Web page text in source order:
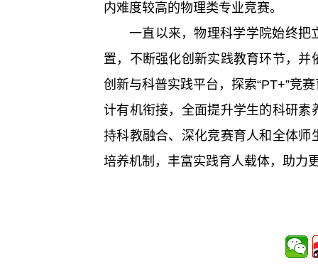
内难度较高的物理类专业竞赛。
一直以来，物理科学学院始终把
置，不断强化创新实践教育环节，
创新与科普实践平台，探索“PT+”竞
计有机衔接，全面提升学生的科研
持科教融合、深化竞赛育人和全体
培养机制，丰富实践育人载体，助力